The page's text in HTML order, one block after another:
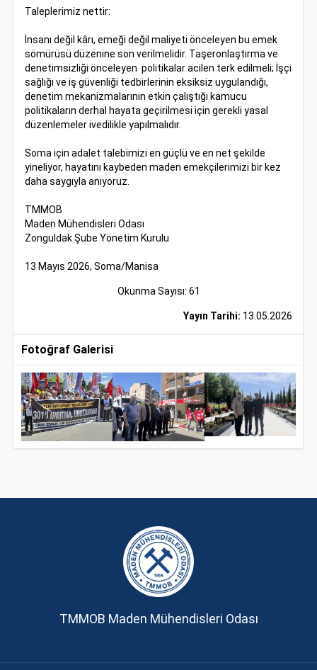
Taleplerimiz nettir:
İnsanı değil kârı, emeği değil maliyeti önceleyen bu emek
sömürüsü düzenine son verilmelidir. Taşeronlaştırma ve
denetimsizliği önceleyen politikalar acilen terk edilmeli; İşçi
sağlığı ve iş güvenliği tedbirlerinin eksiksiz uygulandığı,
denetim mekanizmalarının etkin çalıştığı kamucu
politikaların derhal hayata geçirilmesi için gerekli yasal
düzenlemeler ivedilikle yapılmalıdır.
Soma için adalet talebimizi en güçlü ve en net şekilde
yineliyor, hayatını kaybeden maden emekçilerimizi bir kez
daha saygıyla anıyoruz.
TMMOB
Maden Mühendisleri Odası
Zonguldak Şube Yönetim Kurulu
13 Mayıs 2026, Soma/Manisa
Okunma Sayısı: 61
Yayın Tarihi: 13.05.2026
Fotoğraf Galerisi
TMMOB Maden Mühendisleri Odası